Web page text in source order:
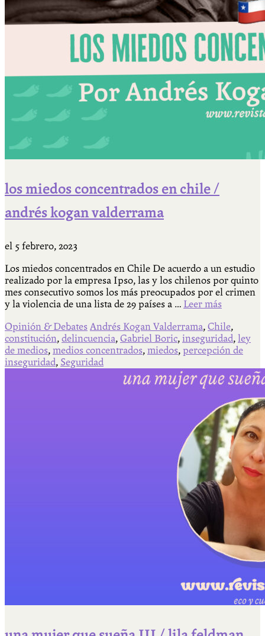
los miedos concentrados en chile /
andrés kogan valderrama
el 5 febrero, 2023
Los miedos concentrados en Chile De acuerdo a un estudio
realizado por la empresa Ipso, las y los chilenos por quinto
mes consecutivo somos los más preocupados por el crimen
y la violencia de una lista de 29 países a … Leer más
Opinión & Debates Andrés Kogan Valderrama, Chile,
constitución, delincuencia, Gabriel Boric, inseguridad, ley
de medios, medios concentrados, miedos, percepción de
inseguridad, Seguridad